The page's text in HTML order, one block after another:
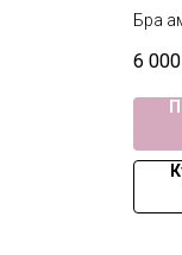
Бра
как и
6 000